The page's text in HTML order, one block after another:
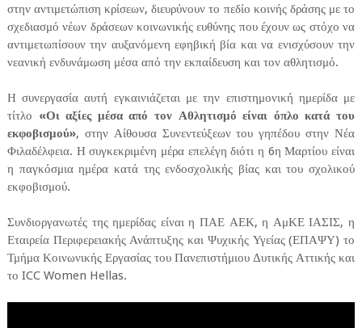
στην αντιμετώπιση κρίσεων, διευρύνουν το πεδίο κοινής δράσης με το
σχεδιασμό νέων δράσεων κοινωνικής ευθύνης που έχουν ως στόχο να
αντιμετωπίσουν την αυξανόμενη εφηβική βία και να ενισχύσουν την
νεανική ενδυνάμωση μέσα από την εκπαίδευση και τον αθλητισμό.
Η συνεργασία αυτή εγκαινιάζεται με την επιστημονική ημερίδα με
τίτλο «Οι αξίες μέσα από τον Αθλητισμό είναι όπλο κατά του
εκφοβισμού», στην Αίθουσα Συνεντεύξεων του γηπέδου στην Νέα
Φιλαδέλφεια. Η συγκεκριμένη μέρα επελέγη διότι η 6η Μαρτίου είναι
η παγκόσμια ημέρα κατά της ενδοσχολικής βίας και του σχολικού
εκφοβισμού.
Συνδιοργανωτές της ημερίδας είναι η ΠΑΕ ΑΕΚ, η ΑμΚΕ ΙΑΣΙΣ, η
Εταιρεία Περιφερειακής Ανάπτυξης και Ψυχικής Υγείας (ΕΠΑΨΥ) το
Τμήμα Κοινωνικής Εργασίας του Πανεπιστήμιου Δυτικής Αττικής και
το ICC Women Hellas.